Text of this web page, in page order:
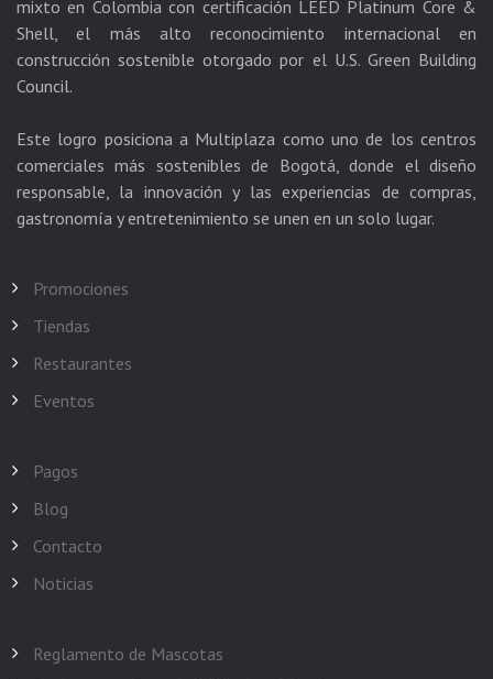
mixto en Colombia con certificación LEED Platinum Core &
Shell, el más alto reconocimiento internacional en
construcción sostenible otorgado por el U.S. Green Building
Council.
Este logro posiciona a Multiplaza como uno de los centros
comerciales más sostenibles de Bogotá, donde el diseño
responsable, la innovación y las experiencias de compras,
Promociones
Tiendas
Restaurantes
Eventos
Pagos
Blog
Contacto
Noticias
Reglamento de Mascotas